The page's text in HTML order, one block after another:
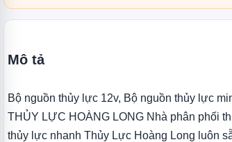
Mô tả
Bộ nguồn thủy lực 12v, Bộ nguồn thủy lực
THỦY LỰC HOÀNG LONG Nhà phân phối
thủy lực nhanh Thủy Lực Hoàng Long luôn